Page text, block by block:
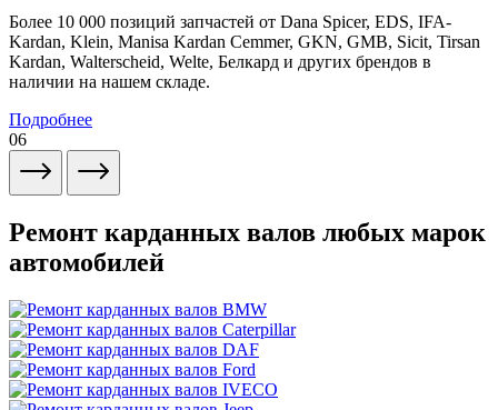
Более 10 000 позиций запчастей от Dana Spicer, EDS, IFA-
Kardan, Klein, Manisa Kardan Cemmer, GKN, GMB, Sicit, Tirsan
Kardan, Walterscheid, Welte, Белкард и других брендов в
наличии на нашем складе.
Подробнее
06
Ремонт карданных валов любых марок
автомобилей